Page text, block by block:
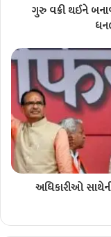
ગુરુ વક્રી થઈને
અધિકારીઓ